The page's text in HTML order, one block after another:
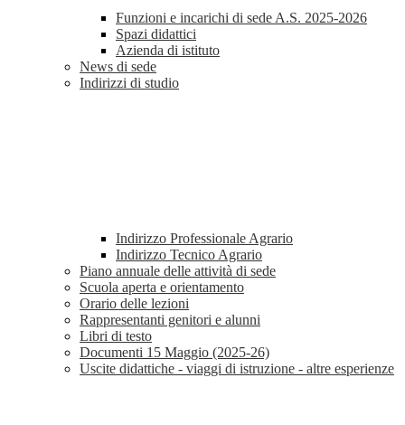
Funzioni e incarichi di sede A.S. 2025-2026
Spazi didattici
Azienda di istituto
News di sede
Indirizzi di studio
Indirizzo Professionale Agrario
Indirizzo Tecnico Agrario
Piano annuale delle attività di sede
Scuola aperta e orientamento
Orario delle lezioni
Rappresentanti genitori e alunni
Libri di testo
Documenti 15 Maggio (2025-26)
Uscite didattiche - viaggi di istruzione - altre esperienze